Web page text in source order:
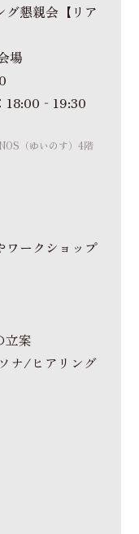
グ懇親会【リア
場
18:00‐19:30
（ゆいのす）4階
ワークショップ
立案
ナ/ヒアリング